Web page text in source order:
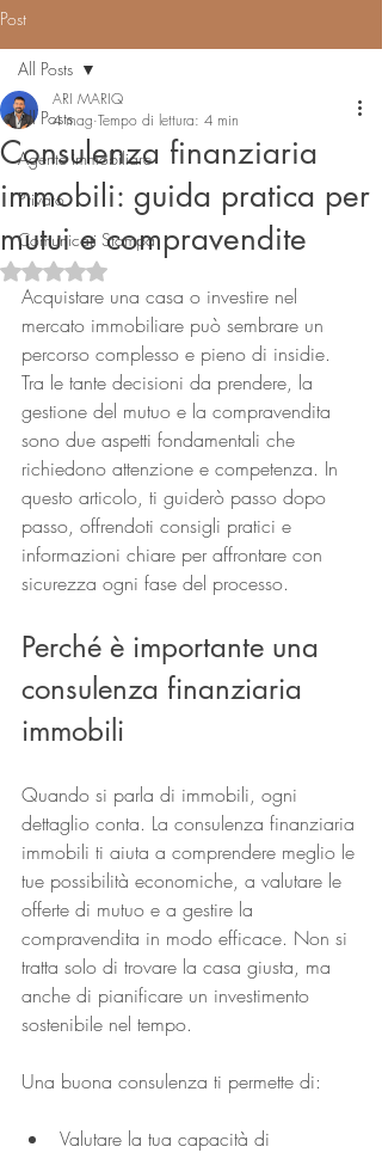
Connect
Post
All Posts
Agente immobiliare
Privato
Comunicati Stampa
All Posts
Consulenza finanziaria
immobili: guida pratica per
mutui e compravendite
ARI MARIQ
4 mag Tempo di lettura: 4 min
Valutazione NaN stelle su 5.
Acquistare una casa o investire nel
mercato immobiliare può sembrare un
percorso complesso e pieno di insidie.
Tra le tante decisioni da prendere, la
gestione del mutuo e la compravendita
sono due aspetti fondamentali che
richiedono attenzione e competenza. In
questo articolo, ti guiderò passo dopo
passo, offrendoti consigli pratici e
informazioni chiare per affrontare con
sicurezza ogni fase del processo.
Perché è importante una
consulenza finanziaria
immobili
Quando si parla di immobili, ogni
dettaglio conta. La consulenza finanziaria
immobili ti aiuta a comprendere meglio le
tue possibilità economiche, a valutare le
offerte di mutuo e a gestire la
compravendita in modo efficace. Non si
tratta solo di trovare la casa giusta, ma
anche di pianificare un investimento
sostenibile nel tempo.
Una buona consulenza ti permette di:
Valutare la tua capacità di